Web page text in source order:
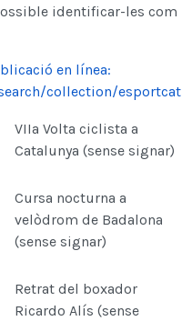
identificar-les com
en línea:
collection/esportcat
VIIa Volta ciclista a
Catalunya (sense signar)
Cursa nocturna a
velòdrom de Badalona
(sense signar)
Retrat del boxador
Ricardo Alís (sense